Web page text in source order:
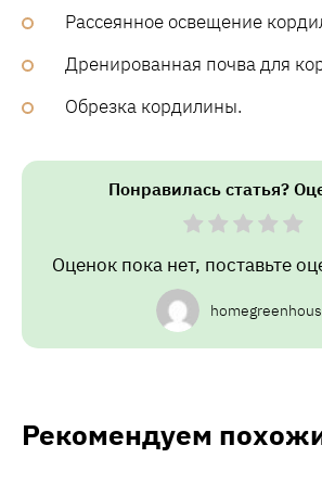
Рассеянное освещение
Дренированная почва для
Обрезка кордилины.
Понравилась статья?
Оценок пока нет, поставьте
Рекомендуем